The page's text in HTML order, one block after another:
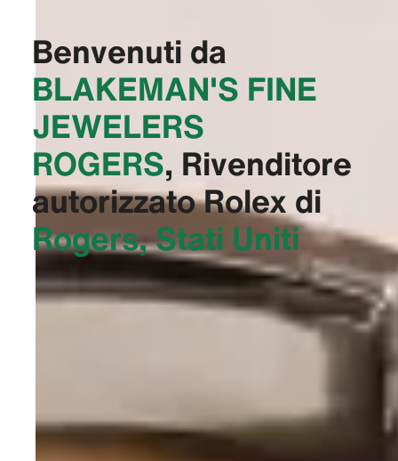
Benvenuti da
‭BLAKEMAN'S FINE
JEWELERS
ROGERS‬, Rivenditore
autorizzato Rolex di
Rogers, Stati Uniti